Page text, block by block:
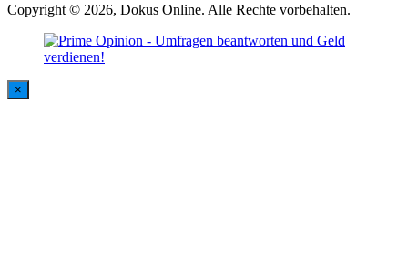
Copyright © 2026, Dokus Online. Alle Rechte vorbehalten.
×